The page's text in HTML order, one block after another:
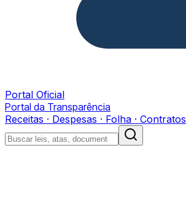
Portal Oficial
Portal da Transparência
Receitas · Despesas · Folha · Contratos